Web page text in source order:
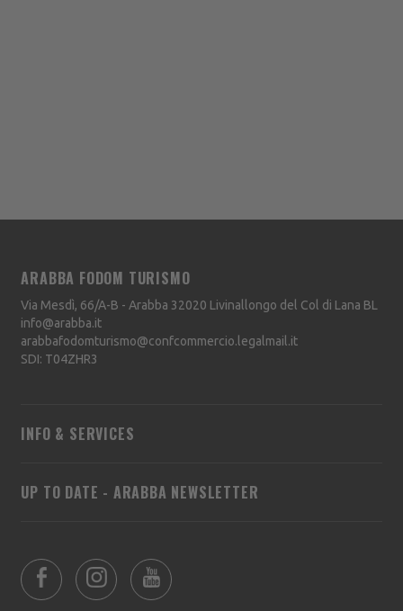
UP TO DATE - ARABBA NEWSLETTER
ARABBA FODOM TURISMO
Via Mesdì, 66/A-B - Arabba 32020 Livinallongo del Col di Lana BL
info@arabba.it
arabbafodomturismo@confcommercio.legalmail.it
SDI: T04ZHR3
INFO & SERVICES